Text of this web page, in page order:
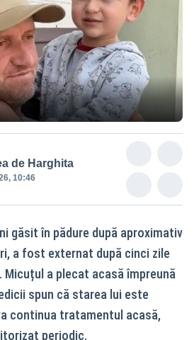
de Harghita
10:46
găsit în pădure după aproximativ
a fost externat după cinci zile
a plecat acasă împreună
spun că starea lui este
continua tratamentul acasă,
periodic.